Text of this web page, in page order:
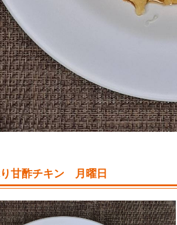
甘酢チキン 月曜日